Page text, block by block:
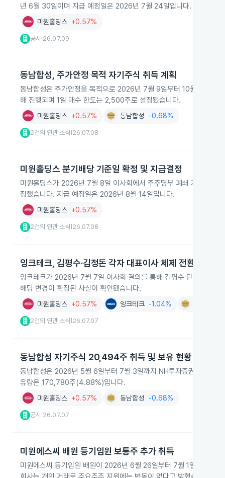
년 6월 30일이며 지급 예정일은 2026년 7월 24일입니다.
미원홀딩스 +0.57%
공시 26.07.09
동남합성, 주가안정 목적 자기주식 취득 계획
동남합성은 주가안정을 목적으로 2026년 7월 9일부터 10월 8일까
해 진행되며 1일 매수 한도는 2,500주로 설정됐습니다.
미원홀딩스 +0.57% 동남합성 -0.68%
2건의 연관 소식 26.07.08
미원홀딩스 분기배당 기준일 확정 및 지급결정
미원홀딩스가 2026년 7월 8일 이사회에서 주주명부 폐쇄 기준일
정했습니다. 지급 예정일은 2026년 8월 14일입니다.
미원홀딩스 +0.57%
2건의 연관 소식 26.07.08
잉크테크, 김평수·김정돈 각자 대표이사 체제 전환
잉크테크가 2026년 7월 7일 이사회 결의를 통해 김평수 단독 대표이
해당 변경이 확정된 사실이 확인됐습니다.
미원홀딩스 +0.57% 잉크테크 -1.04%
2건의 연관 소식 26.07.07
동남합성 자기주식 20,494주 취득 및 보유 현황
동남합성은 2026년 5월 6일부터 7월 3일까지 NH투자증권을 통
유량은 170,780주(4.88%)입니다.
미원홀딩스 +0.57% 동남합성 -0.68%
공시 26.07.07
미원에스씨 배원 등기임원 보통주 추가 취득
미원에스씨 등기임원 배원이 2026년 6월 26일부터 7월 1일까지